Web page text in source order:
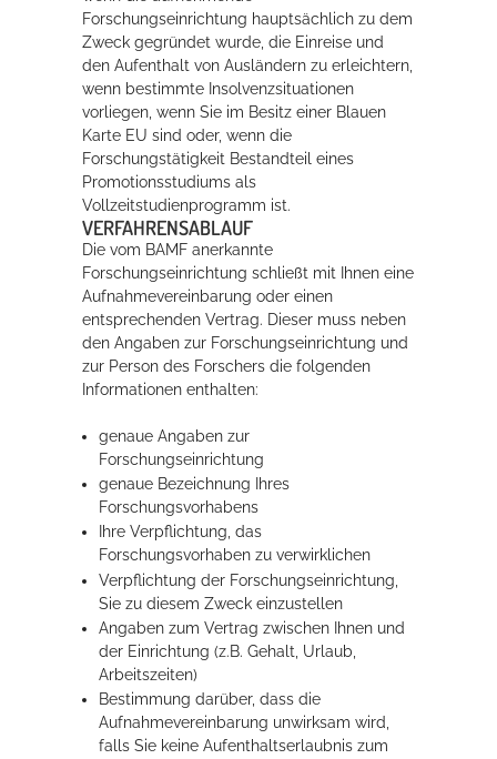
Forschungseinrichtung hauptsächlich zu dem
Zweck gegründet wurde, die Einreise und
den Aufenthalt von Ausländern zu erleichtern,
wenn bestimmte Insolvenzsituationen
vorliegen, wenn Sie im Besitz einer Blauen
Karte EU sind oder, wenn die
Forschungstätigkeit Bestandteil eines
Promotionsstudiums als
Vollzeitstudienprogramm ist.
VERFAHRENSABLAUF
Die vom BAMF anerkannte
Forschungseinrichtung schließt mit Ihnen eine
Aufnahmevereinbarung oder einen
entsprechenden Vertrag. Dieser muss neben
den Angaben zur Forschungseinrichtung und
zur Person des Forschers die folgenden
Informationen enthalten:
genaue Angaben zur
Forschungseinrichtung
genaue Bezeichnung Ihres
Forschungsvorhabens
Ihre Verpflichtung, das
Forschungsvorhaben zu verwirklichen
Verpflichtung der Forschungseinrichtung,
Sie zu diesem Zweck einzustellen
Angaben zum Vertrag zwischen Ihnen und
der Einrichtung (z.B. Gehalt, Urlaub,
Arbeitszeiten)
Bestimmung darüber, dass die
Aufnahmevereinbarung unwirksam wird,
falls Sie keine Aufenthaltserlaubnis zum